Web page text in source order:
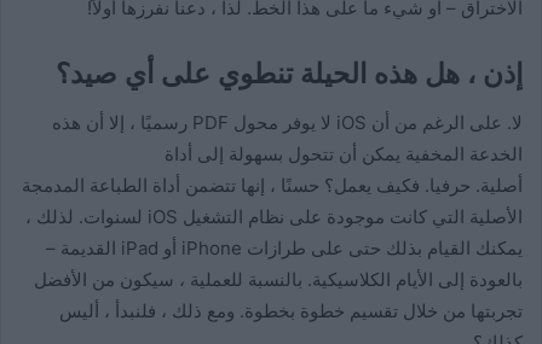
الاختراق – أو شيء ما على هذا الخط. لذا ، دعنا نفرزها أولاً!
إذن ، هل هذه الحيلة تنطوي على أي صيد؟
لا. على الرغم من أن iOS لا يوفر محول PDF رسميًا ، إلا أن هذه
الخدعة المخفية يمكن أن تتحول بسهولة إلى أداة
أصلية. حرفيا. فكيف يعمل؟ حسنًا ، إنها تتضمن أداة الطباعة المدمجة
الأصلية التي كانت موجودة على نظام التشغيل iOS لسنوات. لذلك ،
يمكنك القيام بذلك حتى على طرازات iPhone أو iPad القديمة –
بالعودة إلى الأيام الكلاسيكية. بالنسبة للعملية ، سيكون من الأفضل
تجربتها من خلال تقسيم خطوة بخطوة. ومع ذلك ، فلنبدأ ، أليس